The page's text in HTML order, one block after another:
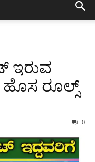
ಇರುವ
ಹೊಸ ರೂಲ್ಸ್
0